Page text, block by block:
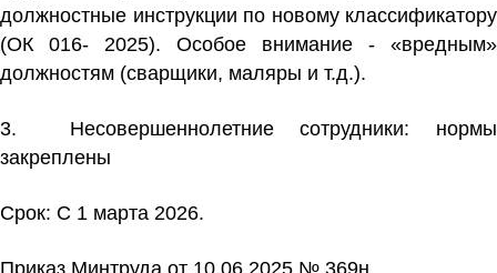
должностные инструкции по новому классификатору
(ОК 016- 2025). Особое внимание - «вредным»
должностям (сварщики, маляры и т.д.).
3. Несовершеннолетние сотрудники: нормы
закреплены
Срок: С 1 марта 2026.